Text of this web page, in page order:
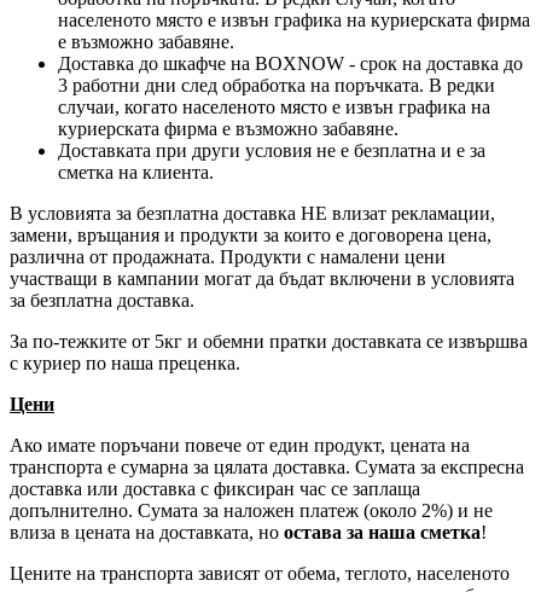
населеното място е извън графика на куриерската фирма
е възможно забавяне.
Доставка до шкафче на BOXNOW - срок на доставка до
3 работни дни след обработка на поръчката. В редки
случаи, когато населеното място е извън графика на
куриерската фирма е възможно забавяне.
Доставката при други условия не е безплатна и е за
сметка на клиента.
В условията за безплатна доставка НЕ влизат рекламации,
замени, връщания и продукти за които е договорена цена,
различна от продажната. Продукти с намалени цени
участващи в кампании могат да бъдат включени в условията
за безплатна доставка.
За по-тежките от 5кг и обемни пратки доставката се извършва
с куриер по наша преценка.
Цени
Ако имате поръчани повече от един продукт, цената на
транспорта е сумарна за цялата доставка. Сумата за експресна
доставка или доставка с фиксиран час се заплаща
допълнително. Сумата за наложен платеж (около 2%) и не
влиза в цената на доставката, но остава за наша сметка!
Цените на транспорта зависят от обема, теглото, населеното